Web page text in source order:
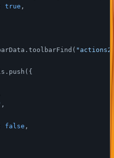
true ,
,
false ,